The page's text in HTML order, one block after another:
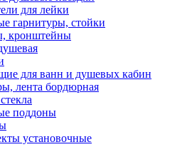
для лейки
гарнитуры, стойки
кронштейны
для ванн и душевых кабин
лента бордюрная
поддоны
установочные